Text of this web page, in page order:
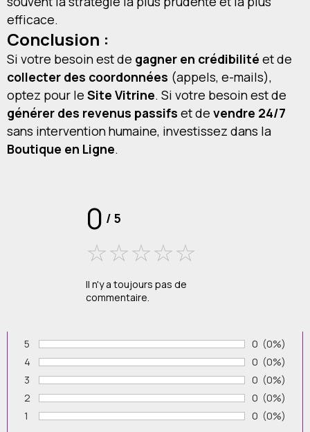
efficace.
Conclusion :
Si votre besoin est de gagner en crédibilité et de
collecter des coordonnées (appels, e-mails),
optez pour le Site Vitrine. Si votre besoin est de
générer des revenus passifs et de vendre 24/7
sans intervention humaine, investissez dans la
Boutique en Ligne.
0 / 5
Il n'y a toujours pas de
commentaire.
Vote :
5 Nombre de
0 (0%)
Vote :
4 Nombre de
0 (0%)
Vote :
3 Nombre de
0 (0%)
Vote :
2 Nombre de
0 (0%)
Vote :
1 Nombre de
0 (0%)